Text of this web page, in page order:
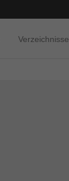
Verzeichnisse